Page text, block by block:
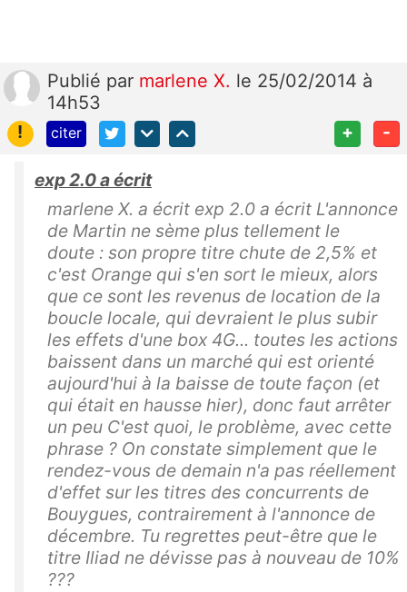
Publié par marlene X. le 25/02/2014 à
14h53
!
citer + -
exp 2.0 a écrit
marlene X. a écrit exp 2.0 a écrit L'annonce
de Martin ne sème plus tellement le
doute : son propre titre chute de 2,5% et
c'est Orange qui s'en sort le mieux, alors
que ce sont les revenus de location de la
boucle locale, qui devraient le plus subir
les effets d'une box 4G... toutes les actions
baissent dans un marché qui est orienté
aujourd'hui à la baisse de toute façon (et
qui était en hausse hier), donc faut arrêter
un peu C'est quoi, le problème, avec cette
phrase ? On constate simplement que le
rendez-vous de demain n'a pas réellement
d'effet sur les titres des concurrents de
Bouygues, contrairement à l'annonce de
décembre. Tu regrettes peut-être que le
titre Iliad ne dévisse pas à nouveau de 10%
???